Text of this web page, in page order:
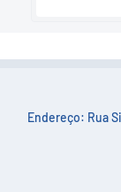
Endereço: Rua